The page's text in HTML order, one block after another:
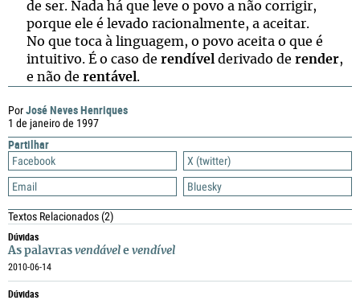
PorJosé Neves Henriques
1 de janeiro de 1997
Partilhar
Facebook
X (twitter)
Email
Bluesky
Textos Relacionados(2)
Dúvidas
As palavras vendável e vendível
2010-06-14
Dúvidas
de ser. Nada há que leve o povo a não corrigir,
porque ele é levado racionalmente, a aceitar.
No que toca à linguagem, o povo aceita o que é
intuitivo. É o caso de rendível derivado de render,
e não de rentável .